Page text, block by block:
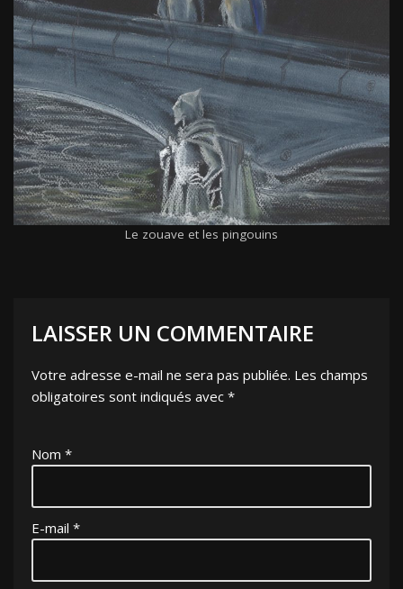
Le zouave et les pingouins
LAISSER UN COMMENTAIRE
Votre adresse e-mail ne sera pas publiée. Les champs
obligatoires sont indiqués avec *
Nom *
E-mail *